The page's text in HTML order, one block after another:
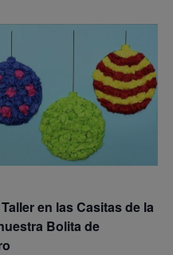
en las Casitas de la
Bolita de